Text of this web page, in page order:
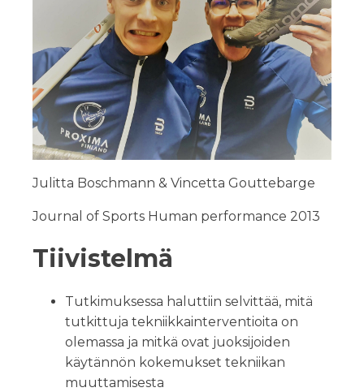
Julitta Boschmann & Vincetta Gouttebarge
Journal of Sports Human performance 2013
Tiivistelmä
Tutkimuksessa haluttiin selvittää, mitä
tutkittuja tekniikkainterventioita on
olemassa ja mitkä ovat juoksijoiden
käytännön kokemukset tekniikan
muuttamisesta